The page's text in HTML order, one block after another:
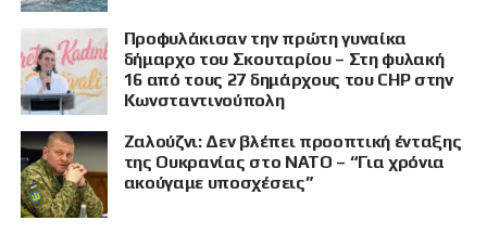
Προφυλάκισαν την πρώτη γυναίκα
δήμαρχο του Σκουταρίου – Στη φυλακή
16 από τους 27 δημάρχους του CHP στην
Κωνσταντινούπολη
Ζαλούζνι: Δεν βλέπει προοπτική ένταξης
της Ουκρανίας στο ΝΑΤΟ – “Για χρόνια
ακούγαμε υποσχέσεις”